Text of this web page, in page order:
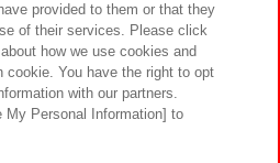
ナビリティ サイトポリシー
ェブアクセシビリティ方針と検証結果
provided to them or that they
of their services. Please click
how we use cookies and
cookie. You have the right to opt
with our partners.
My Personal Information] to